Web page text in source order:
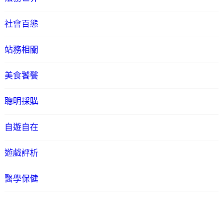
社會百態
站務相關
美食饕餮
聰明採購
自遊自在
遊戲評析
醫學保健